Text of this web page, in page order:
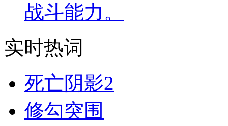
战斗能力。
实时热词
死亡阴影2
修勾突围